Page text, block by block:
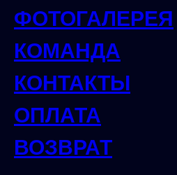
ФОТОГАЛЕРЕЯ
КОМАНДА
КОНТАКТЫ
ОПЛАТА
ВОЗВРАТ